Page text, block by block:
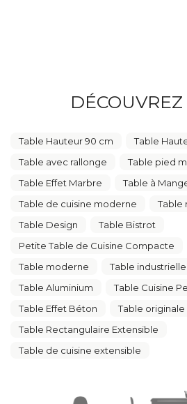
Table Hauteur 90 cm
Table
Table avec rallonge
Table pied
Table Effet Marbre
Table à
Table de cuisine moderne
Table
Table Design
Table Bistrot
Petite Table de Cuisine Compacte
Table moderne
Table
Table Aluminium
Table Cuisine
Table Effet Béton
Table originale
Table Rectangulaire Extensible
Table de cuisine extensible